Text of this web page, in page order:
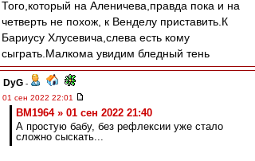
Того,который на Аленичева,правда пока и на
четверть не похож, к Венделу приставить.К
Бариусу Хлусевича,слева есть кому
сыграть.Малкома увидим бледный тень
DyG -
01 сен 2022 22:01
BM1964 » 01 сен 2022 21:40
А простую бабу, без рефлексии уже стало
сложно сыскать...